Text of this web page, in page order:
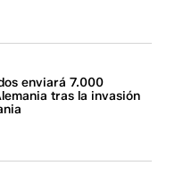
enviará 7.000
tras la invasión